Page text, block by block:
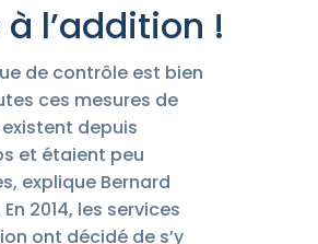
l’addition !
de contrôle est bien
ces mesures de
depuis
et étaient peu
explique Bernard
2014, les services
ont décidé de s’y